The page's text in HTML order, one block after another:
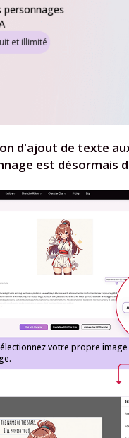
personnages
et illimité
d'ajout de texte
est désormais
votre propre